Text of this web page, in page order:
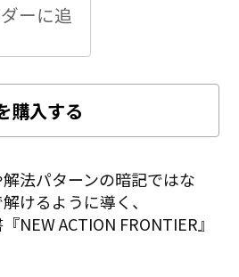
ーに追
購入する
法パターンの暗記ではな
けるように導く、
NEW ACTION FRONTIER』